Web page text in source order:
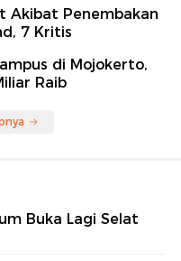
Akibat Penembakan
7 Kritis
di Mojokerto,
Raib
Buka Lagi Selat